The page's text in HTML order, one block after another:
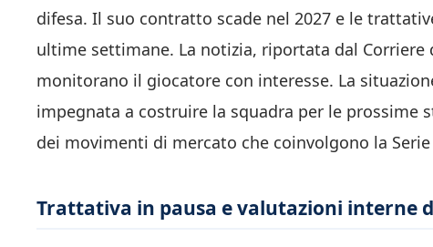
difesa. Il suo contratto scade nel 2027 e le
ultime settimane. La notizia, riportata dal
monitorano il giocatore con interesse. La
impegnata a costruire la squadra per le
dei movimenti di mercato che coinvolgono la Serie
Trattativa in pausa e valutazioni interne